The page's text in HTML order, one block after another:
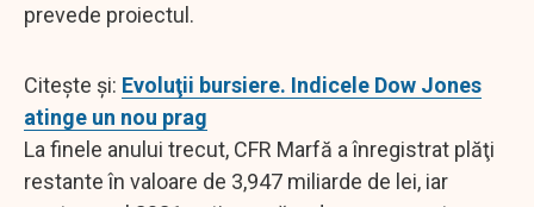
prevede proiectul.
Citește și: Evoluţii bursiere. Indicele Dow Jones
atinge un nou prag
La finele anului trecut, CFR Marfă a înregistrat plăţi
restante în valoare de 3,947 miliarde de lei, iar